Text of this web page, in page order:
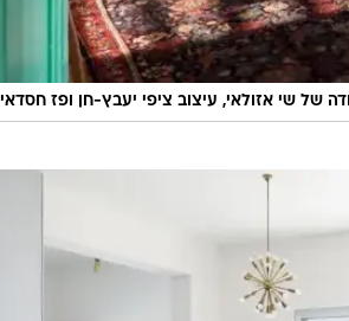
שי אזולאי, עיצוב ציפי יעבץ-חן ופז חסדאי